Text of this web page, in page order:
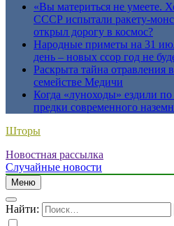
«Вы материться не умеете.
СССР испытали ракету-
открыл дорогу в космос?
Народные приметы на 31
день – новых ссор год не
Раскрыта тайна отравления
семействе Медичи
Когда «луноходы» ездили
предки современного
Шторы
Новостная рассылка
Случайные новости
Меню
Найти: